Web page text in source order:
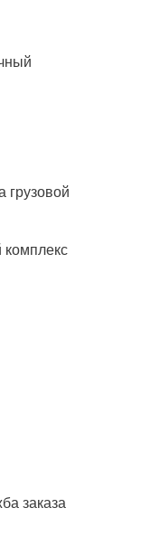
грузовой
заказа